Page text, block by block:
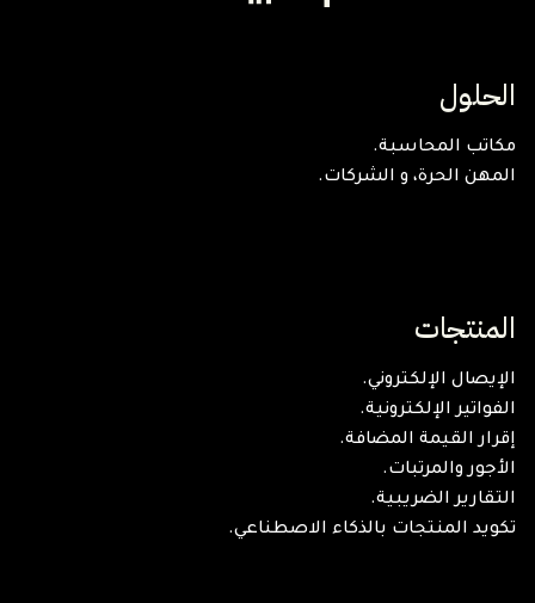
الحلول
مكاتب المحاسبة.
المهن الحرة، و الشركات.
المنتجات
الإيصال الإلكتروني.
الفواتير الإلكترونية.
إقرار القيمة المضافة.
الأجور والمرتبات.
التقارير الضريبية.
تكويد المنتجات بالذكاء الاصطناعي.